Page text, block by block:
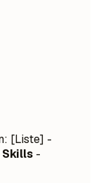
[Liste] -
-